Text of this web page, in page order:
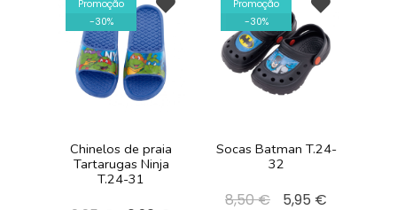
Promoção
-30%
Chinelos de praia
Tartarugas Ninja
T.24-31
Promoção
-30%
Socas Batman T.24-
32
8,50 € 5,95 €